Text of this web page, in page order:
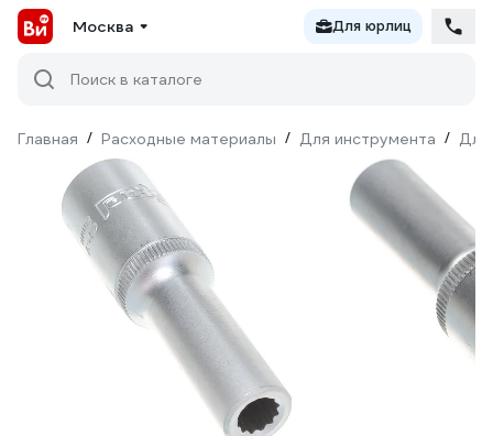
Москва Для юрлиц
Поиск в каталоге
Главная / Расходные материалы / Для инструмента / Для